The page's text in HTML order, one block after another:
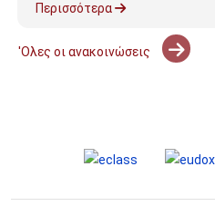
Περισσότερα
'Ολες οι ανακοινώσεις